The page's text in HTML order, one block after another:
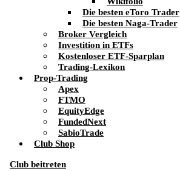
Die besten eToro Trader
Die besten Naga-Trader
Broker Vergleich
Investition in ETFs
Kostenloser ETF-Sparplan
Trading-Lexikon
Prop-Trading
Apex
FTMO
EquityEdge
FundedNext
SabioTrade
Club Shop
Club beitreten